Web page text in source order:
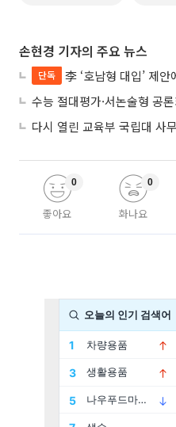
손현경 기자의 주요 뉴스
단독
李 ‘호남형 대입’ 제안에 교육청·
다시 열린 교육부 국립대 사
좋아요
0
화나요
0